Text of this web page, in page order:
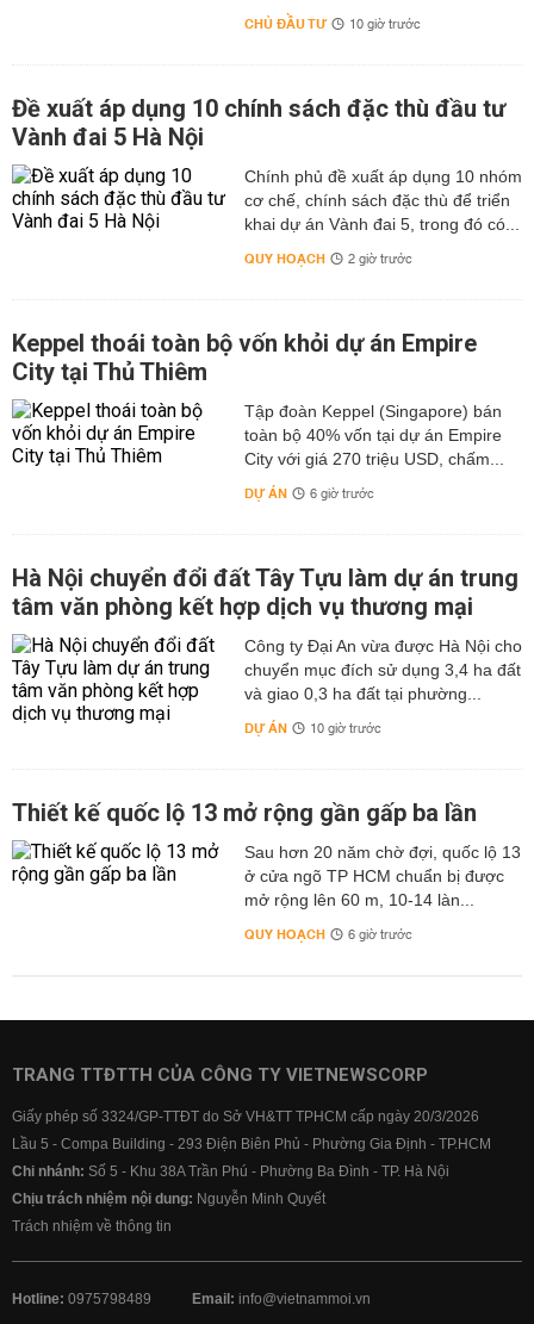
CHỦ ĐẦU TƯ 10 giờ trước
Đề xuất áp dụng 10 chính sách đặc thù đầu tư
Vành đai 5 Hà Nội
Chính phủ đề xuất áp dụng 10 nhóm
cơ chế, chính sách đặc thù để triển
khai dự án Vành đai 5, trong đó có...
QUY HOẠCH 2 giờ trước
Keppel thoái toàn bộ vốn khỏi dự án Empire
City tại Thủ Thiêm
Tập đoàn Keppel (Singapore) bán
toàn bộ 40% vốn tại dự án Empire
City với giá 270 triệu USD, chấm...
DỰ ÁN 6 giờ trước
Hà Nội chuyển đổi đất Tây Tựu làm dự án trung
tâm văn phòng kết hợp dịch vụ thương mại
Công ty Đại An vừa được Hà Nội cho
chuyển mục đích sử dụng 3,4 ha đất
và giao 0,3 ha đất tại phường...
DỰ ÁN 10 giờ trước
Thiết kế quốc lộ 13 mở rộng gần gấp ba lần
Sau hơn 20 năm chờ đợi, quốc lộ 13
ở cửa ngõ TP HCM chuẩn bị được
mở rộng lên 60 m, 10-14 làn...
QUY HOẠCH 6 giờ trước
TRANG TTĐTTH CỦA CÔNG TY VIETNEWSCORP
Giấy phép số 3324/GP-TTĐT do Sở VH&TT TPHCM cấp ngày 20/3/2026
Lầu 5 - Compa Building - 293 Điện Biên Phủ - Phường Gia Định - TP.HCM
Chi nhánh: Số 5 - Khu 38A Trần Phú - Phường Ba Đình - TP. Hà Nội
Chịu trách nhiệm nội dung: Nguyễn Minh Quyết
Trách nhiệm về thông tin
Hotline: 0975798489 Email: info@vietnammoi.vn